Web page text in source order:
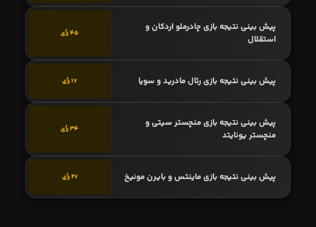
پیش بینی نتیجه بازی چادرملو اردکان و
استقلال
45 رأی
پیش بینی نتیجه بازی رئال مادرید و سویا 17 رأی
پیش بینی نتیجه بازی منچستر سیتی و
منچستر یونایتد
34 رأی
پیش بینی نتیجه بازی ماینتس و بایرن مونیخ 27 رأی